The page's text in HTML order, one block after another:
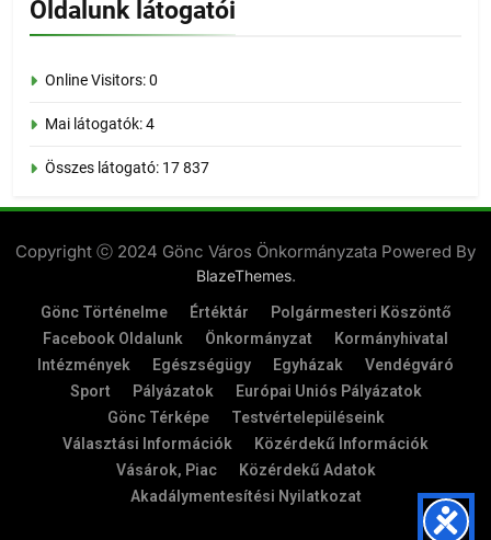
Oldalunk látogatói
Online Visitors:0
Mai látogatók:4
Összes látogató: 17 837
Copyright ⓒ 2024 Gönc Város Önkormányzata Powered By
BlazeThemes.
Gönc Történelme Értéktár
Polgármesteri Köszöntő
Facebook Oldalunk
Önkormányzat
Kormányhivatal
Intézmények
Egészségügy Egyházak
Vendégváró
Sport
Pályázatok
Európai Uniós Pályázatok
Gönc Térképe
Testvértelepüléseink
Választási Információk
Közérdekű Információk
Vásárok, Piac
Közérdekű Adatok
Akadálymentesítési Nyilatkozat